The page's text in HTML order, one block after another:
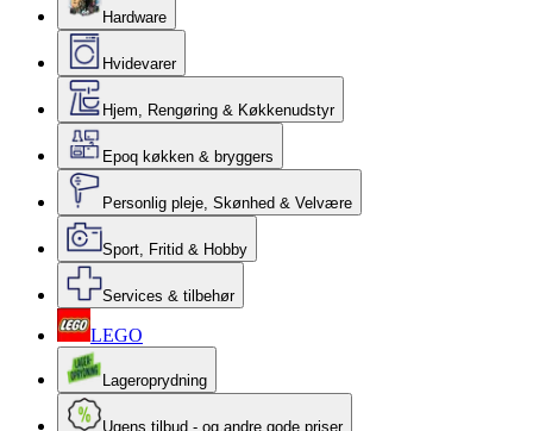
Hardware
Hvidevarer
Hjem, Rengøring & Køkkenudstyr
Epoq køkken & bryggers
Personlig pleje, Skønhed & Velvære
Sport, Fritid & Hobby
Services & tilbehør
LEGO
Lageroprydning
Ugens tilbud - og andre gode priser